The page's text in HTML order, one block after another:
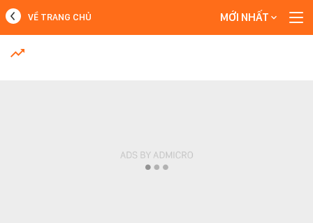
MỚI NHẤT
VỀ TRANG CHỦ MỚI NHẤT